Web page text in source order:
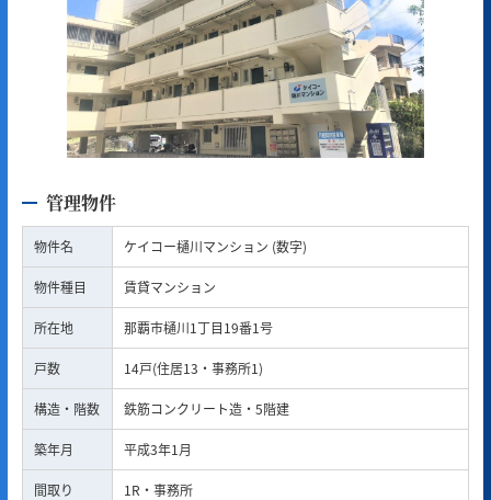
管理物件
物件名 ケイコー樋川マンション (数字)
物件種目 賃貸マンション
所在地 那覇市樋川1丁目19番1号
戸数 14戸(住居13・事務所1)
構造・階数 鉄筋コンクリート造・5階建
築年月 平成3年1月
間取り 1R・事務所